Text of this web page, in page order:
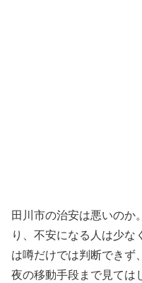
田川市の治安は悪いのか
り、不安になる人は少な
は噂だけでは判断できず
夜の移動手段まで見ては